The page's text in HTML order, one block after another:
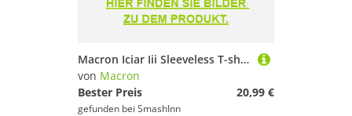
Macron Iciar Iii Sleeveless T-shirt Schwarz XS Frau
von Macron
Bester Preis
20,99 €
gefunden bei SmashInn